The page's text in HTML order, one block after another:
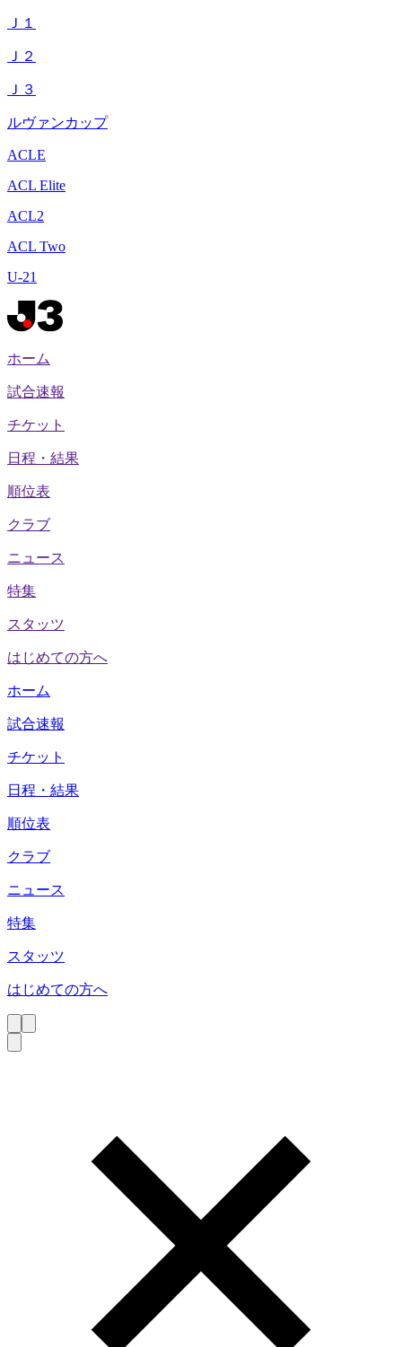
Ｊ１
Ｊ２
Ｊ３
ルヴァンカップ
ACLE
ACL Elite
ACL2
ACL Two
U-21
ホーム
試合速報
チケット
日程・結果
順位表
クラブ
ニュース
特集
スタッツ
はじめての方へ
ホーム
試合速報
チケット
日程・結果
順位表
クラブ
ニュース
特集
スタッツ
はじめての方へ